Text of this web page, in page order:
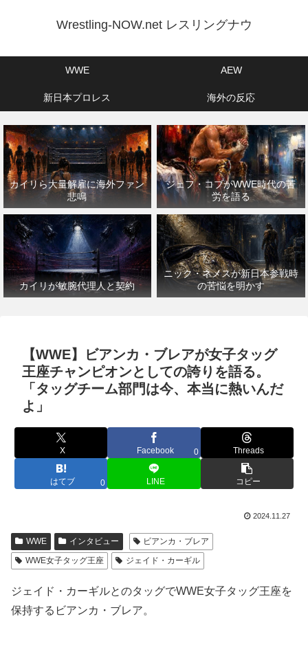
Wrestling-NOW.net レスリングナウ
WWE AEW
新日本プロレス 海外の反応
カイリら大量解雇に海外ファン
悲鳴
ジェフ・コブがWWE時代の苦
労を語る
カイリが敏腕代理人と契約
ニック・ネメスが新日本参戦時
の苦悩を明かす
【WWE】ビアンカ・ブレアが女子タッグ
王座チャンピオンとしての誇りを語る。
「タッグチーム部門は今、本当に熱いんだ
よ」
X Facebook 0 Threads
はてブ 0 LINE コピー
2024.11.27
WWE インタビュー
ビアンカ・ブレア
WWE女子タッグ王座
ジェイド・カーギル
ジェイド・カーギルとのタッグでWWE女子タッグ王座を
保持するビアンカ・ブレア。